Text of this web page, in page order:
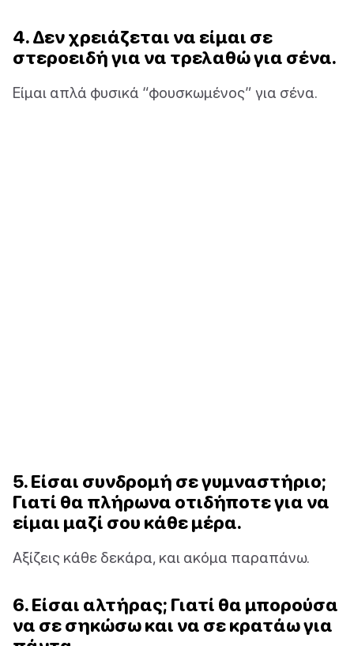
4. Δεν χρειάζεται να είμαι σε
στεροειδή για να τρελαθώ για σένα.
Είμαι απλά φυσικά “φουσκωμένος” για σένα.
5. Είσαι συνδρομή σε γυμναστήριο;
Γιατί θα πλήρωνα οτιδήποτε για να
είμαι μαζί σου κάθε μέρα.
Αξίζεις κάθε δεκάρα, και ακόμα παραπάνω.
6. Είσαι αλτήρας; Γιατί θα μπορούσα
να σε σηκώσω και να σε κρατάω για